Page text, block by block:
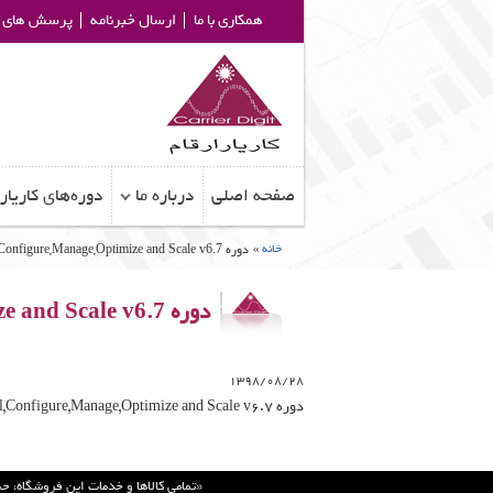
همکاری با ما ارسال خبرنامه پرسش های
صفحه اصلی درباره ما دوره‌های کاریار
خانه» دوره pack vSphere: Install,Configure,Manage,Optimize and Scale v 6.7
دوره pack vSphere: Install,Configure,Manage,Optimize and Scale v 6.7
1398/08/28
دوره pack vSphere: Install,Configure,Manage,Optimize and Scale v6.7 از 9/9 شنبه ها 17 الی 20
«تمامي كالاها و خدمات اين